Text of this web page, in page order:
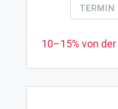
TERMIN
10–15% von